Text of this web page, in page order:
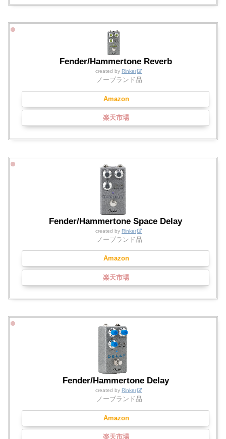
Fender/Hammertone Reverb
created by Rinker
ノーブランド品
Amazon
楽天市場
Fender/Hammertone Space Delay
created by Rinker
ノーブランド品
Amazon
楽天市場
Fender/Hammertone Delay
created by Rinker
ノーブランド品
Amazon
楽天市場